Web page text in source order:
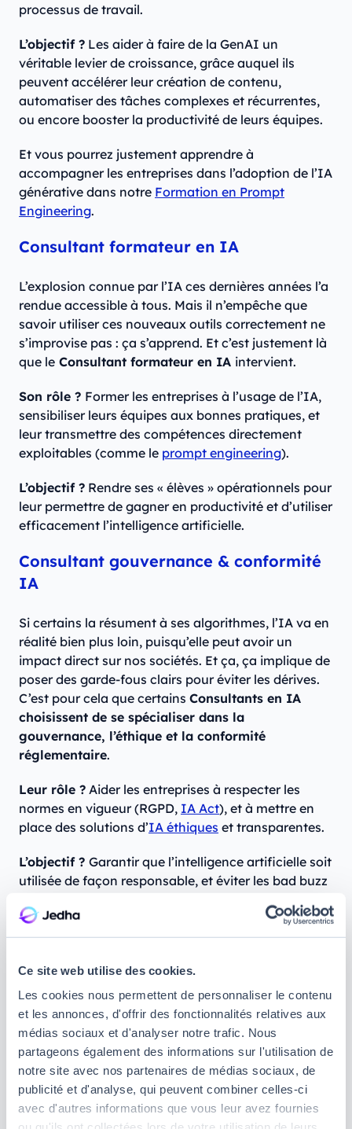
Ce site web utilise des cookies.
Les cookies nous permettent de personnaliser le contenu
et les annonces, d'offrir des fonctionnalités relatives aux
médias sociaux et d'analyser notre trafic. Nous
partageons également des informations sur l'utilisation de
notre site avec nos partenaires de médias sociaux, de
publicité et d'analyse, qui peuvent combiner celles-ci
avec d'autres informations que vous leur avez fournies
processus de travail.
L’objectif ? Les aider à faire de la GenAI un
véritable levier de croissance, grâce auquel ils
peuvent accélérer leur création de contenu,
automatiser des tâches complexes et récurrentes,
ou encore booster la productivité de leurs équipes.
Et vous pourrez justement apprendre à
accompagner les entreprises dans l’adoption de l’IA
générative dans notre Formation en Prompt
Engineering.
Consultant formateur en IA
L’explosion connue par l’IA ces dernières années l’a
rendue accessible à tous. Mais il n’empêche que
savoir utiliser ces nouveaux outils correctement ne
s’improvise pas : ça s’apprend. Et c’est justement là
que le Consultant formateur en IA intervient.
Son rôle ? Former les entreprises à l’usage de l’IA,
sensibiliser leurs équipes aux bonnes pratiques, et
leur transmettre des compétences directement
exploitables (comme le prompt engineering).
L’objectif ? Rendre ses « élèves » opérationnels pour
leur permettre de gagner en productivité et d’utiliser
efficacement l’intelligence artificielle.
Consultant gouvernance & conformité
IA
Si certains la résument à ses algorithmes, l’IA va en
réalité bien plus loin, puisqu’elle peut avoir un
impact direct sur nos sociétés. Et ça, ça implique de
poser des garde-fous clairs pour éviter les dérives.
C’est pour cela que certains Consultants en IA
choisissent de se spécialiser dans la
gouvernance, l’éthique et la conformité
réglementaire.
Leur rôle ? Aider les entreprises à respecter les
normes en vigueur (RGPD, IA Act), et à mettre en
place des solutions d’IA éthiques et transparentes.
L’objectif ? Garantir que l’intelligence artificielle soit
utilisée de façon responsable, et éviter les bad buzz
Consultant en stratégie et
LeConsultant en stratégie et transformation IA
est un véritable stratège. S’il ne code pas
forcément, il occupe un rôle tout aussi important,
puisqu’il est chargé d’identifier les opportunités
offertes par l’IA pour accélérer la croissance d’une
organisation.